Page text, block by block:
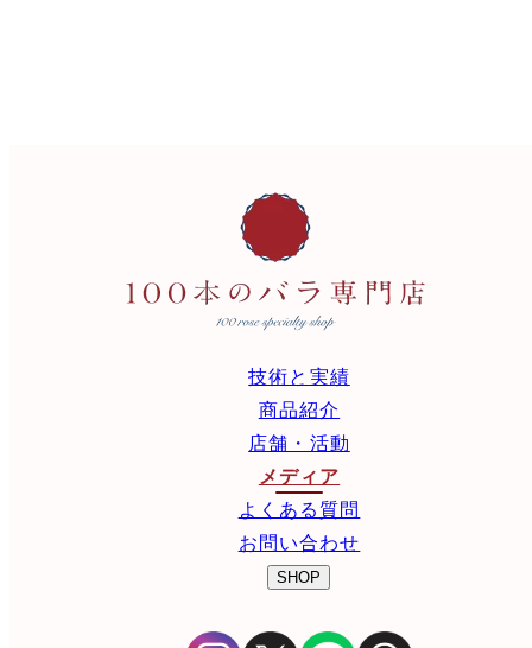
技術と実績
商品紹介
店舗・活動
メディア
よくある質問
お問い合わせ
SHOP